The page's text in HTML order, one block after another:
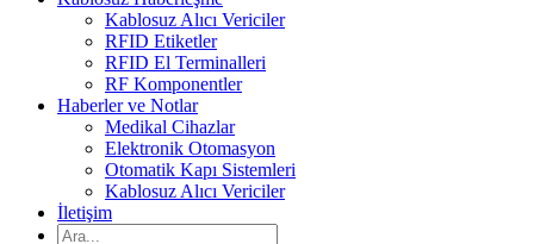
Kablosuz Alıcı Vericiler
RFID Etiketler
RFID El Terminalleri
RF Komponentler
Haberler ve Notlar
Medikal Cihazlar
Elektronik Otomasyon
Otomatik Kapı Sistemleri
Kablosuz Alıcı Vericiler
İletişim
Ara: